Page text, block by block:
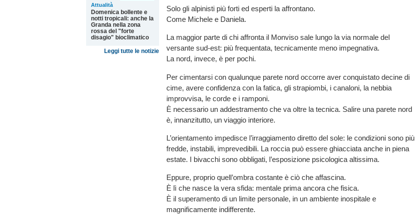
Attualità
Domenica bollente e
notti tropicali: anche la
Granda nella zona
rossa del "forte
disagio" bioclimatico
Leggi tutte le notizie
Solo gli alpinisti più forti ed esperti la affrontano.
Come Michele e Daniela.
La maggior parte di chi affronta il Monviso sale lungo la via normale del
versante sud-est: più frequentata, tecnicamente meno impegnativa.
La nord, invece, è per pochi.
Per cimentarsi con qualunque parete nord occorre aver conquistato decine di
cime, avere confidenza con la fatica, gli strapiombi, i canaloni, la nebbia
improvvisa, le corde e i ramponi.
È necessario un addestramento che va oltre la tecnica. Salire una parete nord
è, innanzitutto, un viaggio interiore.
L’orientamento impedisce l’irraggiamento diretto del sole: le condizioni sono più
fredde, instabili, imprevedibili. La roccia può essere ghiacciata anche in piena
estate. I bivacchi sono obbligati, l’esposizione psicologica altissima.
Eppure, proprio quell’ombra costante è ciò che affascina.
È lì che nasce la vera sfida: mentale prima ancora che fisica.
È il superamento di un limite personale, in un ambiente inospitale e
magnificamente indifferente.